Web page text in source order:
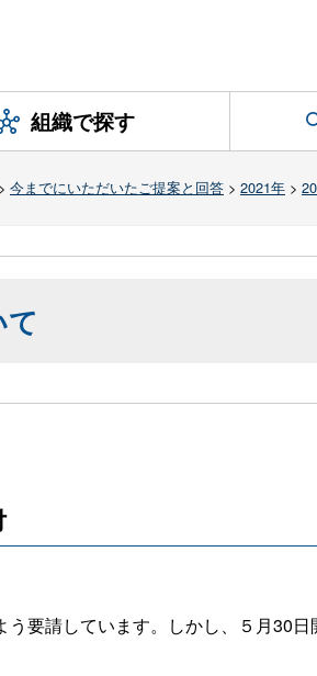
組織で探す
> 今までにいただいたご提案と回答 > 2021年 >
要請しています。しかし、５月30